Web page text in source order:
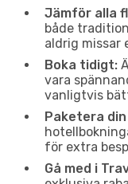
Jämför alla
både
aldrig missar
Boka tidigt:
vara
vanligtvis
Paketera
för extra
Gå med i